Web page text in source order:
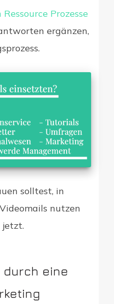
Prozesse
ergänzen,
solltest, in
nutzen
jetzt.
durch eine